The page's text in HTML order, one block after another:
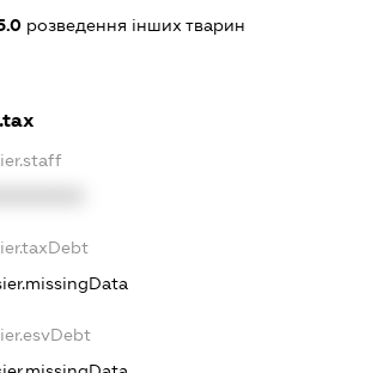
розведення інших тварин